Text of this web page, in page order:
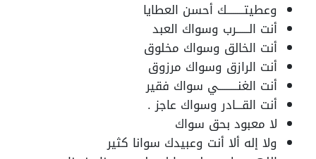
وعطيتــــــــك أحسن العطايا
أنت الــــــرب وسواك العبد
أنت الخالق وسواك مخلوق
أنت الرازق وسواك مرزوق
أنت الغنـــــــــي سواك فقير
أنت القـــادر وسواك عاجز .
لا معبود بحق سواك
ولا إله ألا أنت وعبيدك سوانا كثير